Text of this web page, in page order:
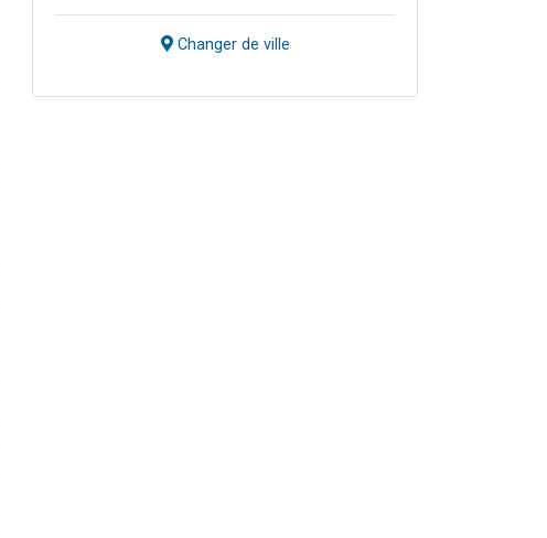
Changer de ville